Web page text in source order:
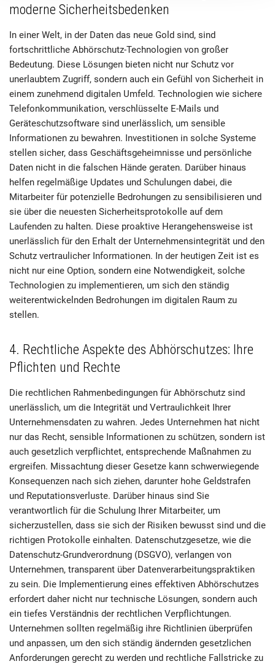
moderne Sicherheitsbedenken
In einer Welt, in der Daten das neue Gold sind, sind
fortschrittliche Abhörschutz-Technologien von großer
Bedeutung. Diese Lösungen bieten nicht nur Schutz vor
unerlaubtem Zugriff, sondern auch ein Gefühl von Sicherheit in
einem zunehmend digitalen Umfeld. Technologien wie sichere
Telefonkommunikation, verschlüsselte E-Mails und
Geräteschutzsoftware sind unerlässlich, um sensible
Informationen zu bewahren. Investitionen in solche Systeme
stellen sicher, dass Geschäftsgeheimnisse und persönliche
Daten nicht in die falschen Hände geraten. Darüber hinaus
helfen regelmäßige Updates und Schulungen dabei, die
Mitarbeiter für potenzielle Bedrohungen zu sensibilisieren und
sie über die neuesten Sicherheitsprotokolle auf dem
Laufenden zu halten. Diese proaktive Herangehensweise ist
unerlässlich für den Erhalt der Unternehmensintegrität und den
Schutz vertraulicher Informationen. In der heutigen Zeit ist es
nicht nur eine Option, sondern eine Notwendigkeit, solche
Technologien zu implementieren, um sich den ständig
weiterentwickelnden Bedrohungen im digitalen Raum zu
stellen.
4. Rechtliche Aspekte des Abhörschutzes: Ihre
Pflichten und Rechte
Die rechtlichen Rahmenbedingungen für Abhörschutz sind
unerlässlich, um die Integrität und Vertraulichkeit Ihrer
Unternehmensdaten zu wahren. Jedes Unternehmen hat nicht
nur das Recht, sensible Informationen zu schützen, sondern ist
auch gesetzlich verpflichtet, entsprechende Maßnahmen zu
ergreifen. Missachtung dieser Gesetze kann schwerwiegende
Konsequenzen nach sich ziehen, darunter hohe Geldstrafen
und Reputationsverluste. Darüber hinaus sind Sie
verantwortlich für die Schulung Ihrer Mitarbeiter, um
sicherzustellen, dass sie sich der Risiken bewusst sind und die
richtigen Protokolle einhalten. Datenschutzgesetze, wie die
Datenschutz-Grundverordnung (DSGVO), verlangen von
Unternehmen, transparent über Datenverarbeitungspraktiken
zu sein. Die Implementierung eines effektiven Abhörschutzes
erfordert daher nicht nur technische Lösungen, sondern auch
ein tiefes Verständnis der rechtlichen Verpflichtungen.
Unternehmen sollten regelmäßig ihre Richtlinien überprüfen
und anpassen, um den sich ständig ändernden gesetzlichen
Anforderungen gerecht zu werden und rechtliche Fallstricke zu